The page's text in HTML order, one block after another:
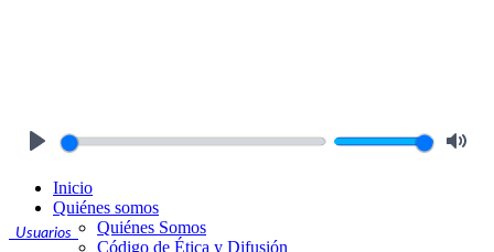
Usuarios
Inicio
Quiénes somos
Quiénes Somos
Código de Ética y Difusión